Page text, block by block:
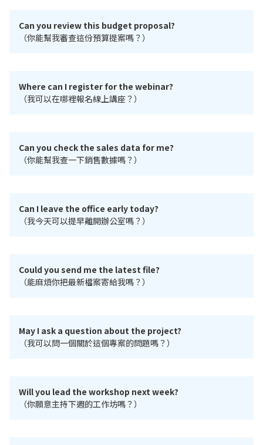
Can you review this budget proposal?
（你能幫我審查這份預算提案嗎？）
Where can I register for the webinar?
（我可以在哪裡報名線上講座？）
Can you check the sales data for me?
（你能幫我查一下銷售數據嗎？）
Can I leave the office early today?
（我今天可以提早離開辦公室嗎？）
Could you send me the latest file?
（能麻煩你把最新檔案寄給我嗎？）
May I ask a question about the project?
（我可以問一個關於這個專案的問題嗎？）
Will you lead the workshop next week?
（你願意主持下週的工作坊嗎？）